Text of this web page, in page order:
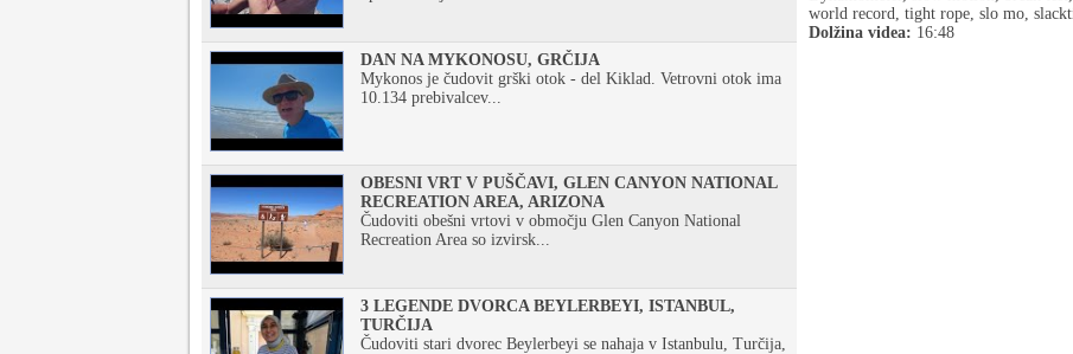
DAN NA MYKONOSU, GRČIJA
Mykonos je čudovit grški otok - del Kiklad. Vetrovni otok ima
10.134 prebivalcev...
OBESNI VRT V PUŠČAVI, GLEN CANYON NATIONAL
RECREATION AREA, ARIZONA
Čudoviti obešni vrtovi v območju Glen Canyon National
Recreation Area so izvirsk...
3 LEGENDE DVORCA BEYLERBEYI, ISTANBUL,
TURČIJA
Čudoviti stari dvorec Beylerbeyi se nahaja v Istanbulu, Turčija,
world record, tight rope, slo mo,
Dolžina videa: 16:48